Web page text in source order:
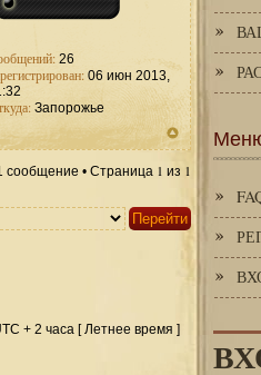
26
06 июн 2013,
Запорожье
сообщение • Страница 1 из 1
+ 2 часа [ Летнее время ]